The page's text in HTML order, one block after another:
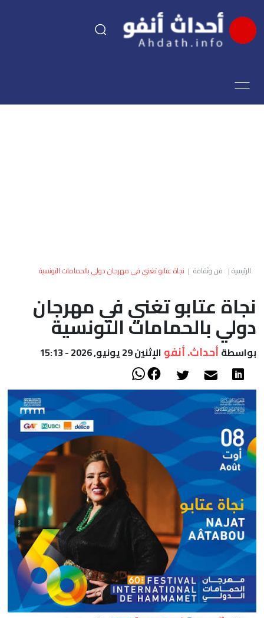
اقتصاد
العالم
أعمدة
الصحراء
الرئيسية| فن وثقافة | نجاة عتابو تغني في مهرجان دولي بالحمامات التونسية
نجاة عتابو تغني في مهرجان
دولي بالحمامات التونسية
بواسطة أحداث. أنفو الإثنين 29 يونيو, 2026 - 15:13